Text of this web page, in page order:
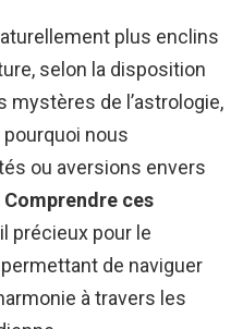
plus enclins
selon la disposition
mystères de l’astrologie,
nous
ou aversions envers
Comprendre ces
précieux pour le
de naviguer
à travers les